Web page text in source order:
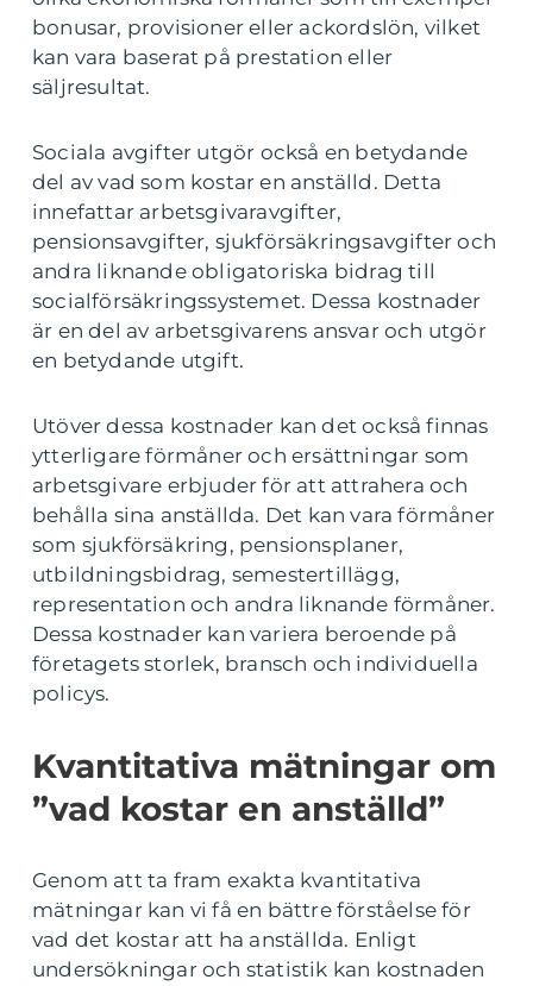
bonusar, provisioner eller ackordslön, vilket
kan vara baserat på prestation eller
säljresultat.
Sociala avgifter utgör också en betydande
del av vad som kostar en anställd. Detta
innefattar arbetsgivaravgifter,
pensionsavgifter, sjukförsäkringsavgifter och
andra liknande obligatoriska bidrag till
socialförsäkringssystemet. Dessa kostnader
är en del av arbetsgivarens ansvar och utgör
en betydande utgift.
Utöver dessa kostnader kan det också finnas
ytterligare förmåner och ersättningar som
arbetsgivare erbjuder för att attrahera och
behålla sina anställda. Det kan vara förmåner
som sjukförsäkring, pensionsplaner,
utbildningsbidrag, semestertillägg,
representation och andra liknande förmåner.
Dessa kostnader kan variera beroende på
företagets storlek, bransch och individuella
policys.
Kvantitativa mätningar om
”vad kostar en anställd”
Genom att ta fram exakta kvantitativa
mätningar kan vi få en bättre förståelse för
vad det kostar att ha anställda. Enligt
undersökningar och statistik kan kostnaden